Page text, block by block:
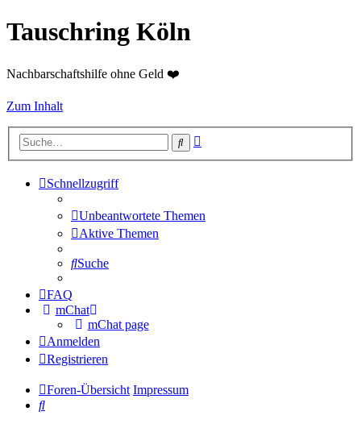
Tauschring Köln
Nachbarschaftshilfe ohne Geld ❤️
Zum Inhalt
Suche
Schnellzugriff
Unbeantwortete Themen
Aktive Themen
Suche
FAQ
mChat
mChat page
Anmelden
Registrieren
Foren-Übersicht Impressum
Suche